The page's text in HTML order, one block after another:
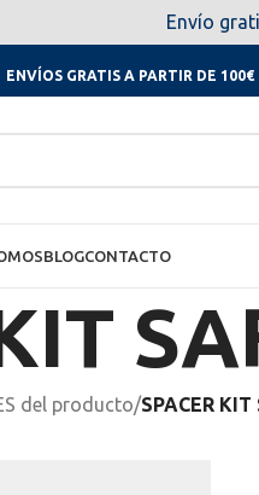
del día 11 al 23 de
ENVÍOS GRATIS A PARTIR DE 100€
BLOGCONTACTO
del producto/SPACER KIT
Envío